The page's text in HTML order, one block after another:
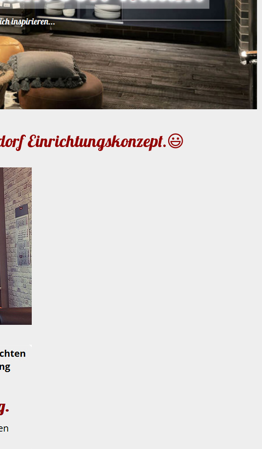
Einrichtungskonzept.😃